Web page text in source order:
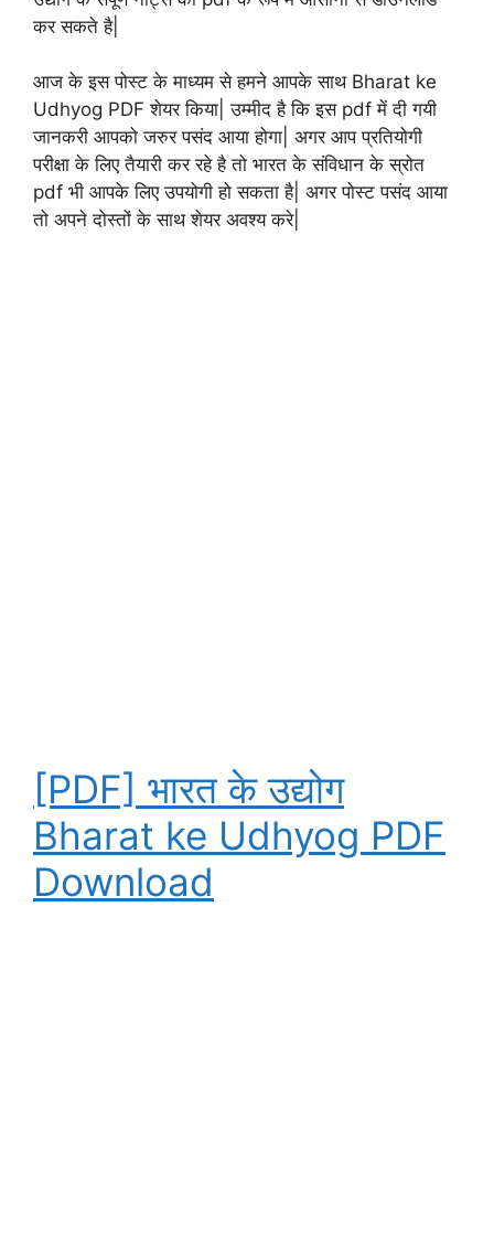
कर सकते है|
आज के इस पोस्ट के माध्यम से हमने आपके साथ Bharat ke
Udhyog PDF शेयर किया| उम्मीद है कि इस pdf में दी गयी
जानकरी आपको जरुर पसंद आया होगा| अगर आप प्रतियोगी
परीक्षा के लिए तैयारी कर रहे है तो भारत के संविधान के स्रोत
pdf भी आपके लिए उपयोगी हो सकता है| अगर पोस्ट पसंद आया
तो अपने दोस्तों के साथ शेयर अवश्य करे|
[PDF] भारत के उद्योग
Bharat ke Udhyog PDF
Download